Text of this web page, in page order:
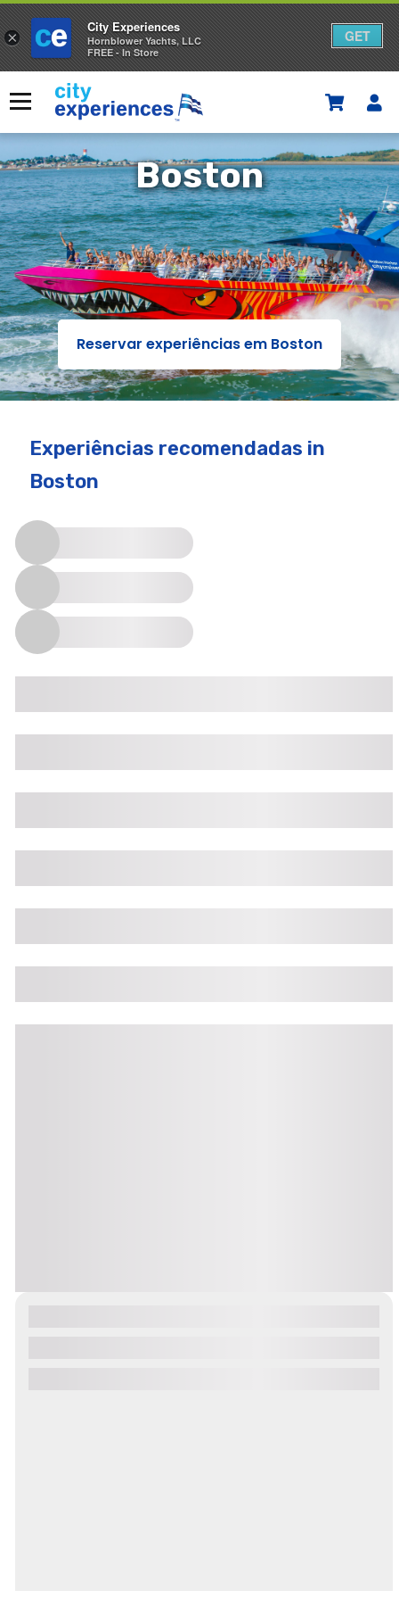
para
conteúdo
Menu
Boston
Boston
Reservar experiências em Boston
Experiências recomendadas in
Boston
×
City Experiences
Hornblower Yachts, LLC
FREE - In Store
GET